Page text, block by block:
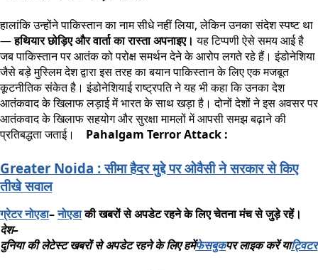
हालांकि उन्होंने पाकिस्तान का नाम सीधे नहीं लिया, लेकिन उनका संदेश स्पष्ट था
—हथियार छोड़िए और वार्ता का रास्ता अपनाइए। यह टिप्पणी ऐसे समय आई है
जब पाकिस्तान पर आतंक को परोक्ष समर्थन देने के आरोप लगते रहे हैं। इंडोनेशिया
जैसे बड़े मुस्लिम देश द्वारा इस तरह का बयान पाकिस्तान के लिए एक मजबूत
कूटनीतिक संकेत है। इंडोनेशियाई राष्ट्रपति ने यह भी कहा कि उनका देश
आतंकवाद के खिलाफ लड़ाई में भारत के साथ खड़ा है। दोनों देशों ने इस अवसर पर
आतंकवाद के खिलाफ सहयोग और सुरक्षा मामलों में आपसी समझ बढ़ाने की
प्रतिबद्धता जताई। Pahalgam Terror Attack :
Greater Noida : सीमा हैदर मुद्दे पर ओवैसी ने सरकार से किए
तीखे सवाल
ग्रेटरनोएडा–नोएडाकीखबरोंसेअपडेटरहनेकेलिएचेतनामंचसेजुड़ेरहें।
देश–
दुनिया की लेटेस्ट खबरों से अपडेट रहने के लिए हमेंफेसबुकपर लाइक करें याट्विटर